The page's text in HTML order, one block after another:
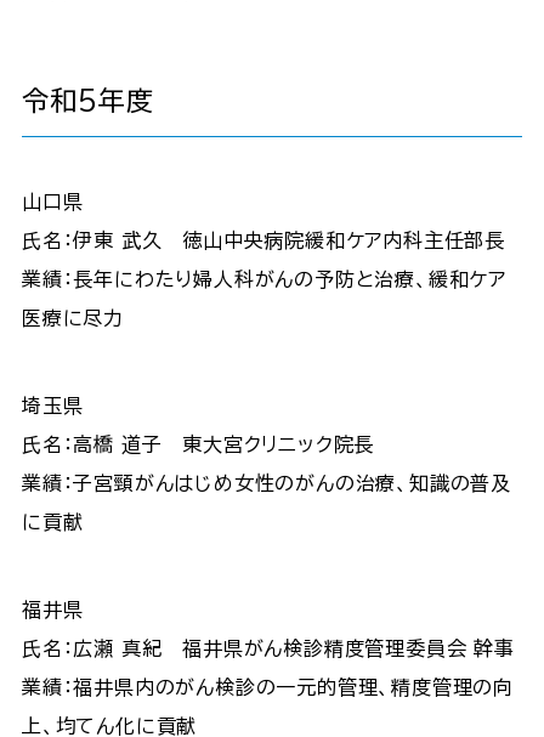
令和5年度
山口県
氏名：伊東 武久 徳山中央病院緩和ケア内科主任部長
業績：長年にわたり婦人科がんの予防と治療、緩和ケア
医療に尽力
埼玉県
氏名：高橋 道子 東大宮クリニック院長
業績：子宮頸がんはじめ女性のがんの治療、知識の普及
に貢献
福井県
氏名：広瀬 真紀 福井県がん検診精度管理委員会 幹事
業績：福井県内のがん検診の一元的管理、精度管理の向
上、均てん化に貢献